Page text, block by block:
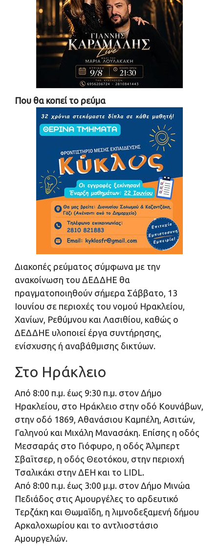
Που θα κοπεί το ρεύμα
Διακοπές ρεύματος σύμφωνα με την
ανακοίνωση του ΔΕΔΔΗΕ θα
πραγματοποιηθούν σήμερα Σάββατο, 13
Ιουνίου σε περιοχές του νομού Ηρακλείου,
Χανίων, Ρεθύμνου και Λασιθίου, καθώς ο
ΔΕΔΔΗΕ υλοποιεί έργα συντήρησης,
ενίσχυσης ή αναβάθμισης δικτύων.
Στο Ηράκλειο
Από 8:00 π.μ. έως 9:30 π.μ. στον Δήμο
Ηρακλείου, στο Ηράκλειο στην οδό Κουνάβων,
στην οδό 1869, Αθανάσιου Καμπέλη, Ασιτών,
Γαληνού και Μιχάλη Μανασάκη. Επίσης η οδός
Μεσσαράς στο Γιόφυρο, η οδός Άλμπερτ
Σβαϊτσερ, η οδός Θεοτόκου, στην περιοχή
Τσαλικάκι στην ΔΕΗ και το LIDL.
Από 8:00 π.μ. έως 3:00 μ.μ. στον Δήμο Μινώα
Πεδιάδος στις Αμουργέλες το αρδευτικό
Τερζάκη και Θωμαϊδη, η λιμνοδεξαμενή δήμου
Αρκαλοχωρίου και το αντλιοστάσιο
Αμουργελών.